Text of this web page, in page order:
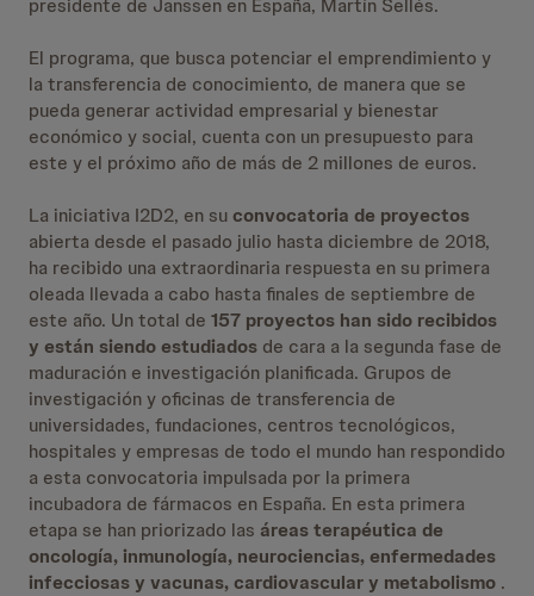
presidente de Janssen en España, Martín Sellés.
El programa, que busca potenciar el emprendimiento y
la transferencia de conocimiento, de manera que se
pueda generar actividad empresarial y bienestar
económico y social, cuenta con un presupuesto para
este y el próximo año de más de 2 millones de euros.
La iniciativa I2D2, en suconvocatoria de proyectos
abierta desde el pasado julio hasta diciembre de 2018,
ha recibido una extraordinaria respuesta en su primera
oleada llevada a cabo hasta finales de septiembre de
este año. Un total de 157 proyectos han sido recibidos
y están siendo estudiados de cara a la segunda fase de
maduración e investigación planificada. Grupos de
investigación y oficinas de transferencia de
universidades, fundaciones, centros tecnológicos,
hospitales y empresas de todo el mundo han respondido
a esta convocatoria impulsada por la primera
incubadora de fármacos en España. En esta primera
etapa se han priorizado las áreas terapéutica de
oncología, inmunología, neurociencias, enfermedades
infecciosas y vacunas, cardiovascular y metabolismo .